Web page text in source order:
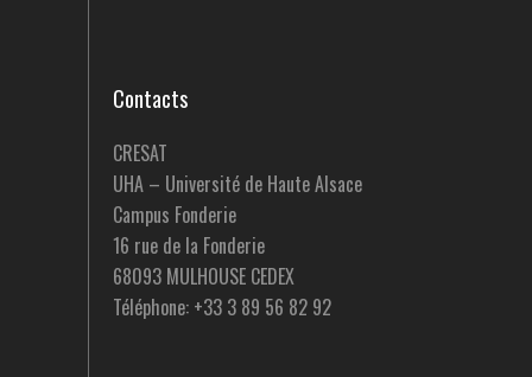
Contacts
CRESAT
UHA – Université de Haute Alsace
Campus Fonderie
16 rue de la Fonderie
68093 MULHOUSE CEDEX
Téléphone: +33 3 89 56 82 92